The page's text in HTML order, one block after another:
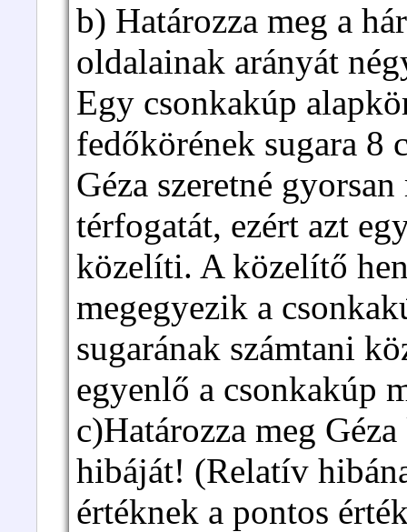
b) Határozza meg a
oldalainak arányát
Egy csonkakúp
fedőkörének sugara 8
Géza szeretné
térfogatát, ezért azt
közelíti. A közelítő
megegyezik a
sugarának számtani
egyenlő a csonkakúp
c)Határozza meg
hibáját! (Relatív
értéknek a pontos